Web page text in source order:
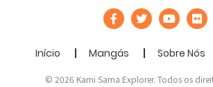
Início Mangás Sobre Nós
© 2026 Kami Sama Explorer. Todos os